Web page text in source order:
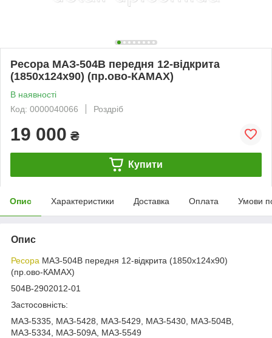
Ресора МАЗ-504В передня 12-відкрита
(1850х124х90) (пр.ово-КАМАХ)
В наявності
Код: 0000040066
Роздріб
19 000 ₴
Купити
Опис Характеристики Доставка Оплата Умови
Опис
Ресора МАЗ-504В передня 12-відкрита (1850х124х90)
(пр.ово-КАМАХ)
504В-2902012-01
Застосовність:
МАЗ-5335, МАЗ-5428, МАЗ-5429, МАЗ-5430, МАЗ-504В,
МАЗ-5334, МАЗ-509А, МАЗ-5549